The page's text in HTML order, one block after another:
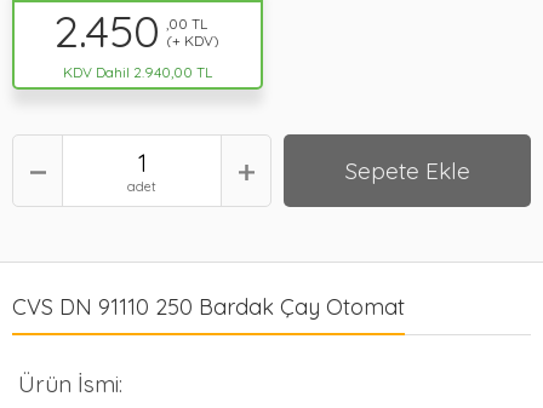
2.450
,00 TL
(+ KDV)
KDV Dahil 2.940,00 TL
adet
Sepete Ekle
CVS DN 91110 250 Bardak Çay Otomat
Ürün İsmi: